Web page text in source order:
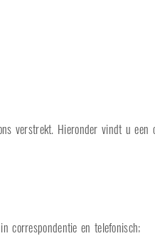
verstrekt. Hieronder vindt u een
correspondentie en telefonisch;